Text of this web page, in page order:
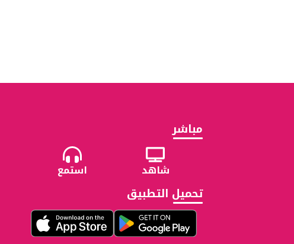
مباشر
شاهد استمع
تحميل التطبيق